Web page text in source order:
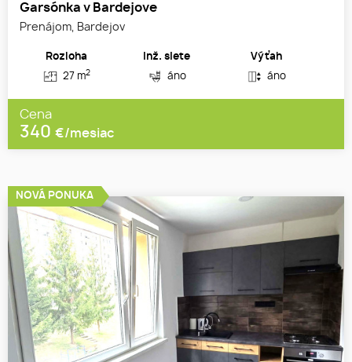
Garsónka v Bardejove
Prenájom, Bardejov
Rozloha
27 m2
Inž. siete
áno
Výťah
áno
Cena
340 €/mesiac
NOVÁ PONUKA